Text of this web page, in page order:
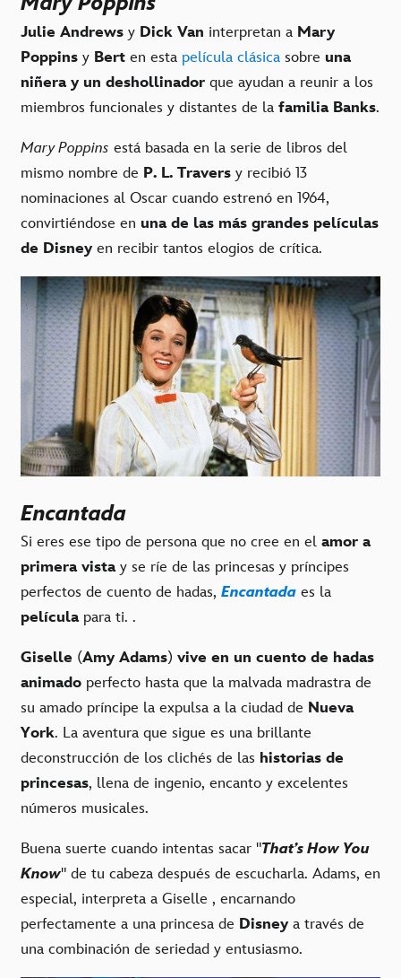
Julie Andrews y Dick Van interpretan a Mary
Poppins y Bert en esta película clásica sobre una
niñera y un deshollinador que ayudan a reunir a los
miembros funcionales y distantes de la familia Banks.
Mary Poppins está basada en la serie de libros del
mismo nombre de P. L. Travers y recibió 13
nominaciones al Oscar cuando estrenó en 1964,
convirtiéndose en una de las más grandes películas
de Disney en recibir tantos elogios de crítica.
Encantada
Si eres ese tipo de persona que no cree en el amor a
primera vistay se ríe de las princesas y príncipes
perfectos de cuento de hadas, Encantada es la
películapara ti. .
Giselle (Amy Adams) vive en un cuento de hadas
animado perfecto hasta que la malvada madrastra de
su amado príncipe la expulsa a la ciudad de Nueva
York. La aventura que sigue es una brillante
deconstrucción de los clichés de las historias de
princesas, llena de ingenio, encanto y excelentes
números musicales.
Buena suerte cuando intentas sacar "That’s How You
Know" de tu cabeza después de escucharla. Adams, en
especial, interpreta a Giselle , encarnando
perfectamente a una princesa de Disney a través de
una combinación de seriedad y entusiasmo.